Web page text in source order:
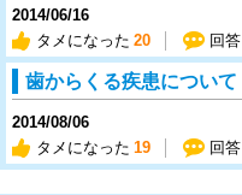
2014/06/16
タメになった 20 回答
歯からくる疾患について
2014/08/06
タメになった 19 回答